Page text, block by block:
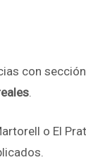
con
.
o El